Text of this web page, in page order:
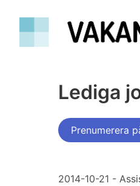
Lediga
Prenumerera
2014-10-21 -